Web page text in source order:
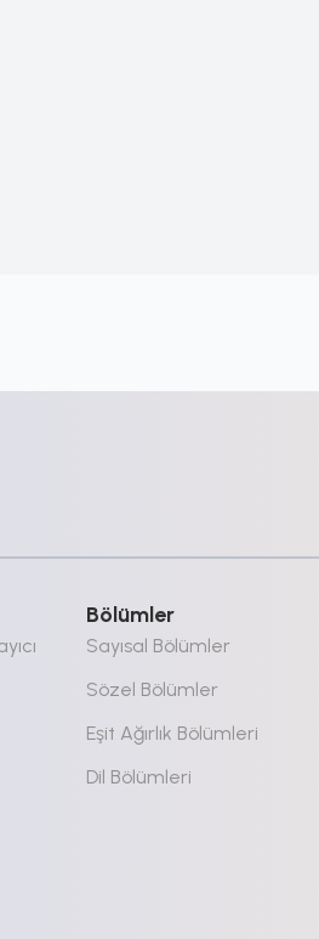
Bölümler
Sayısal Bölümler
Sözel Bölümler
Eşit Ağırlık Bölümleri
Dil Bölümleri